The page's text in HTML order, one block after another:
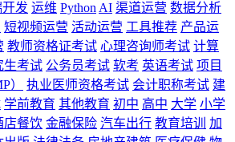
发 运维 Python AI 渠道运营 数据分析
短视频运营 活动运营 工具推荐 产品运
教师资格证考试 心理咨询师考试 计算
生考试 公务员考试 软考 英语考试 项目
）
执业医师资格考试 会计职称考试 建
学前教育 其他教育 初中 高中 大学 小学
店餐饮 金融保险 汽车出行 教育培训
加